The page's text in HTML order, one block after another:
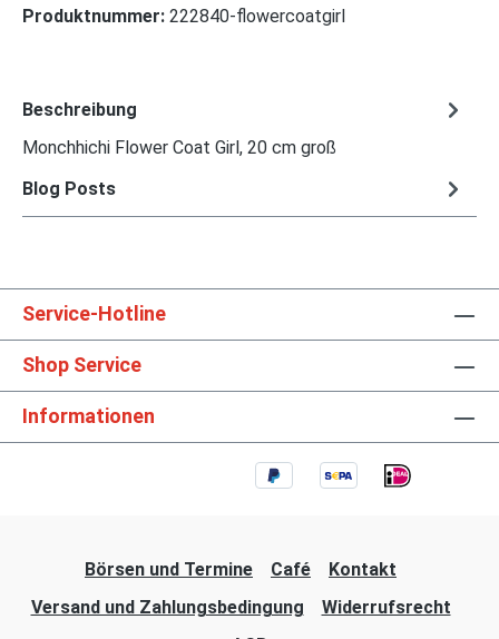
Produktnummer: 222840-flowercoatgirl
Beschreibung
Monchhichi Flower Coat Girl, 20 cm groß
Blog Posts
Service-Hotline
Shop Service
Informationen
Börsen und Termine Café
Kontakt
Versand und Zahlungsbedingung
Widerrufsrecht